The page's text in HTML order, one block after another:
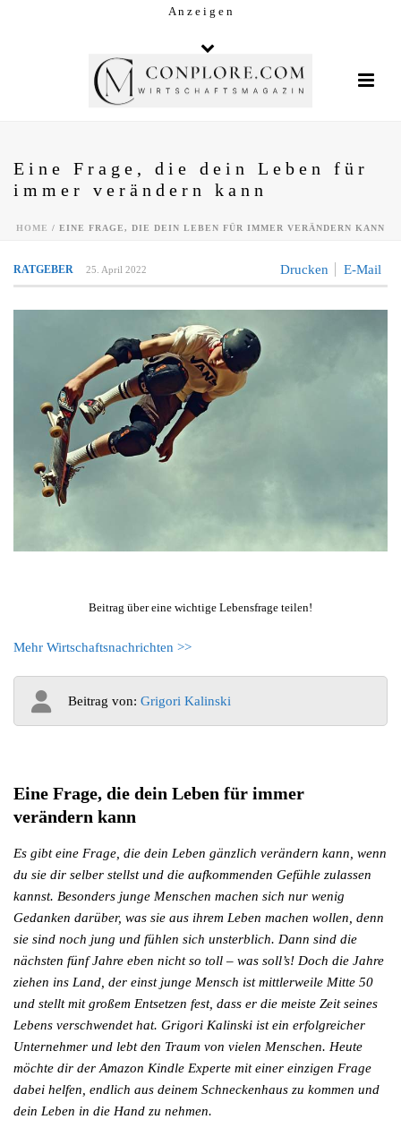
A n z e i g e n
Eine Frage, die dein Leben für
immer verändern kann
HOME / EINE FRAGE, DIE DEIN LEBEN FÜR IMMER VERÄNDERN KANN
Drucken E-Mail
RATGEBER 25. April 2022
Beitrag über eine wichtige Lebensfrage teilen!
Mehr Wirtschaftsnachrichten >>
Beitrag von: Grigori Kalinski
Eine Frage, die dein Leben für immer
verändern kann
Es gibt eine Frage, die dein Leben gänzlich verändern kann, wenn
du sie dir selber stellst und die aufkommenden Gefühle zulassen
kannst. Besonders junge Menschen machen sich nur wenig
Gedanken darüber, was sie aus ihrem Leben machen wollen, denn
sie sind noch jung und fühlen sich unsterblich. Dann sind die
nächsten fünf Jahre eben nicht so toll – was soll’s! Doch die Jahre
ziehen ins Land, der einst junge Mensch ist mittlerweile Mitte 50
und stellt mit großem Entsetzen fest, dass er die meiste Zeit seines
Lebens verschwendet hat. Grigori Kalinski ist ein erfolgreicher
Unternehmer und lebt den Traum von vielen Menschen. Heute
möchte dir der Amazon Kindle Experte mit einer einzigen Frage
dabei helfen, endlich aus deinem Schneckenhaus zu kommen und
dein Leben in die Hand zu nehmen.